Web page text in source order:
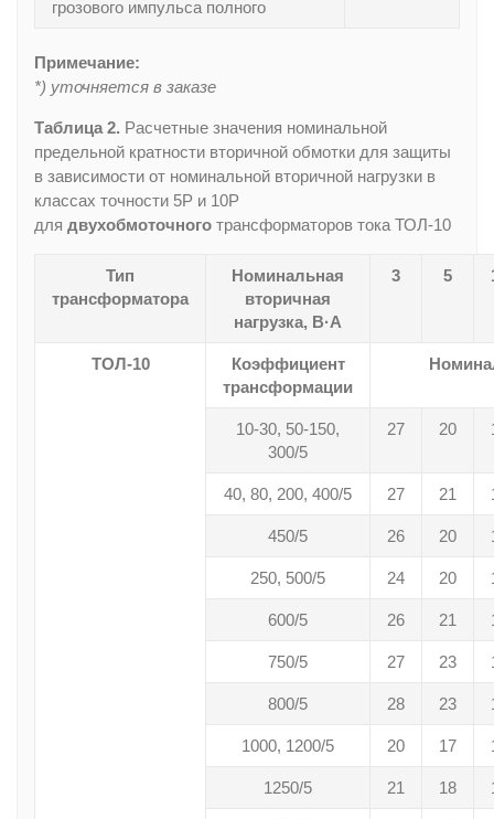
грозового импульса полного
Примечание:
*) уточняется в заказе
Таблица 2. Расчетные значения номинальной
предельной кратности вторичной обмотки для защиты
в зависимости от номинальной вторичной нагрузки в
классах точности 5Р и 10Р
для двухобмоточного трансформаторов тока ТОЛ-10
Тип
трансформатора
Номинальная
вторичная
нагрузка, В·А
3 5
ТОЛ-10
Коэффициент
трансформации
10-30, 50-150,
300/5
27 20
40, 80, 200, 400/5 27 21
450/5 26 20
250, 500/5 24 20
600/5 26 21
750/5 27 23
800/5 28 23
1000, 1200/5 20 17
1250/5 21 18